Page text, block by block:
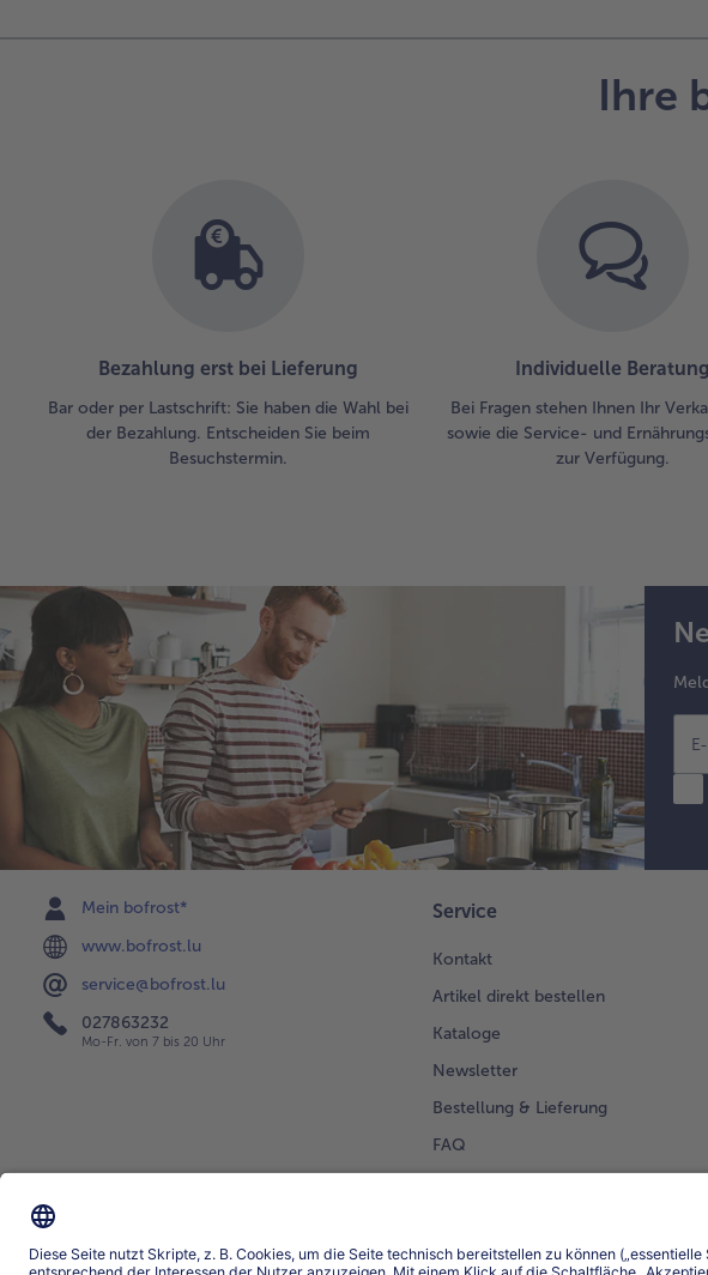
Ihre
Bezahlung erst bei Lieferung
Bar oder per Lastschrift: Sie haben die Wahl bei
der Bezahlung. Entscheiden Sie beim
Besuchstermin.
Individuelle Beratung
Bei Fragen stehen Ihnen Ihr
sowie die Service- und
zur Verfügung.
Mein bofrost*
www.bofrost.lu
service@bofrost.lu
027863232
Mo-Fr. von 7 bis 20 Uhr
Service
Kontakt
Artikel direkt bestellen
Kataloge
Newsletter
Bestellung & Lieferung
FAQ